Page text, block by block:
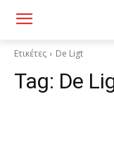
Ετικέτες De Ligt
Tag: De